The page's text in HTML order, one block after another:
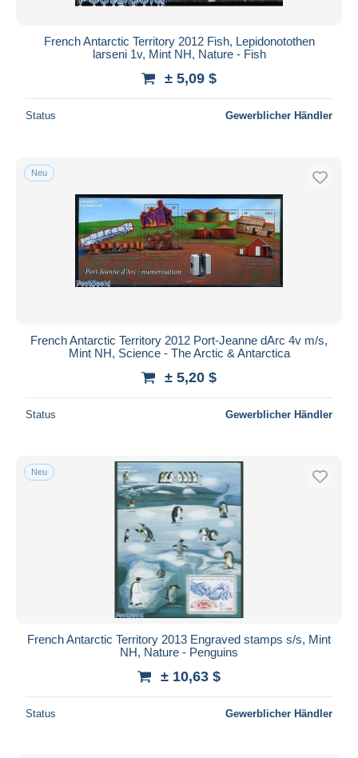
French Antarctic Territory 2012 Fish, Lepidonotothen
larseni 1v, Mint NH, Nature - Fish
± 5,09 $
Status Gewerblicher Händler
Neu
French Antarctic Territory 2012 Port-Jeanne dArc 4v m/s,
Mint NH, Science - The Arctic & Antarctica
± 5,20 $
Status Gewerblicher Händler
Neu
French Antarctic Territory 2013 Engraved stamps s/s, Mint
NH, Nature - Penguins
± 10,63 $
Status Gewerblicher Händler